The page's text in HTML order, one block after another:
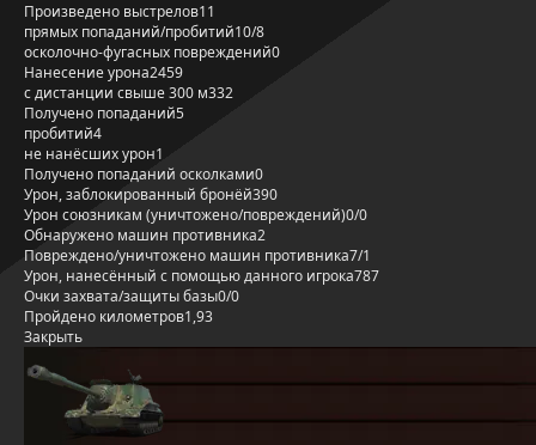
Произведено выстрелов11
прямых попаданий/пробитий10/8
осколочно-фугасных повреждений0
Нанесение урона2459
с дистанции свыше 300 м332
Получено попаданий5
пробитий4
не нанёсших урон1
Получено попаданий осколками0
Урон, заблокированный бронёй390
Урон союзникам (уничтожено/повреждений)0/0
Обнаружено машин противника2
Повреждено/уничтожено машин противника7/1
Урон, нанесённый с помощью данного игрока787
Очки захвата/защиты базы0/0
Пройдено километров1,93
Закрыть